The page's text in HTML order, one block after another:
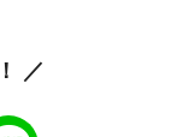
／